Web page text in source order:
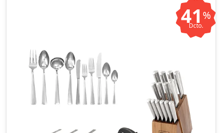
41 %
Dcto.